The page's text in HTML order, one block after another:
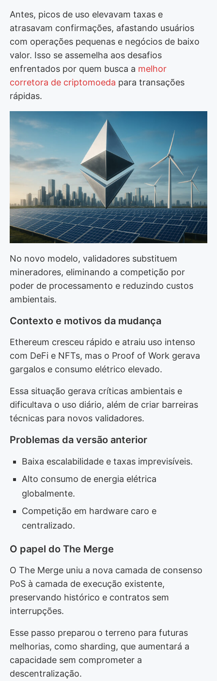
Problemas de adoção e adaptação
Incerteza regulatória
Perspectivas futuras para a rede e seus
investidores
Avanços técnicos esperados
Conclusão
Antes, picos de uso elevavam taxas e
atrasavam confirmações, afastando usuários
com operações pequenas e negócios de baixo
valor. Isso se assemelha aos desafios
enfrentados por quem busca a melhor
corretora de criptomoeda para transações
rápidas.
No novo modelo, validadores substituem
mineradores, eliminando a competição por
poder de processamento e reduzindo custos
ambientais.
Contexto e motivos da mudança
Ethereum cresceu rápido e atraiu uso intenso
com DeFi e NFTs, mas o Proof of Work gerava
gargalos e consumo elétrico elevado.
Essa situação gerava críticas ambientais e
dificultava o uso diário, além de criar barreiras
técnicas para novos validadores.
Problemas da versão anterior
Baixa escalabilidade e taxas imprevisíveis.
Alto consumo de energia elétrica
globalmente.
Competição em hardware caro e
centralizado.
O papel do The Merge
O The Merge uniu a nova camada de consenso
PoS à camada de execução existente,
preservando histórico e contratos sem
interrupções.
Esse passo preparou o terreno para futuras
melhorias, como sharding, que aumentará a
capacidade sem comprometer a
descentralização.